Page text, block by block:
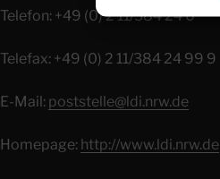
Telefon: +49 (0) 2 11/384 24 0
Telefax: +49 (0) 2 11/384 24 99 9
E-Mail: poststelle@ldi.nrw.de
Homepage: http://www.ldi.nrw.de